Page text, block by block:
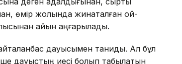
өмір жолында жинақталған ой-
айқын аңғарылады.
дауысымен таниды. Ал бұл
дауыстың иесі болып табылатын